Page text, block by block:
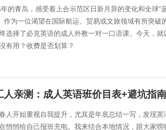
的青岛，感受着上合示范区日新月异的变化和全球“
作为一位渴望在国际航运、贸易或文旅领域有所突
选择了必克英语的成人外教一对一口语课。今天，
有用？收费是否划算？
人亲测：成人英语班价目表+避坑指
人开始重视自我提升，尤其是年底总结一写，发现
悄给自己报班充电。我来结合本地情况，跟大家